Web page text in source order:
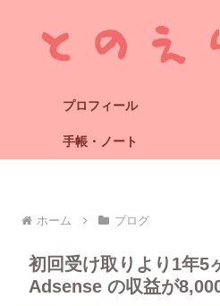
プロフィール
手帳・ノート
ホーム ブログ
初回受け取りより1年5
Adsense の収益が